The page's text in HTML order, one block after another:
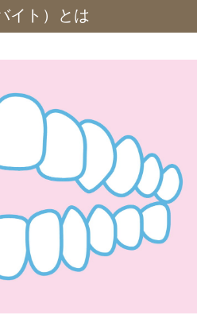
イト）とは